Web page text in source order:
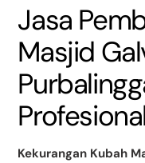
Jasa
Masjid
Kekurangan Kubah